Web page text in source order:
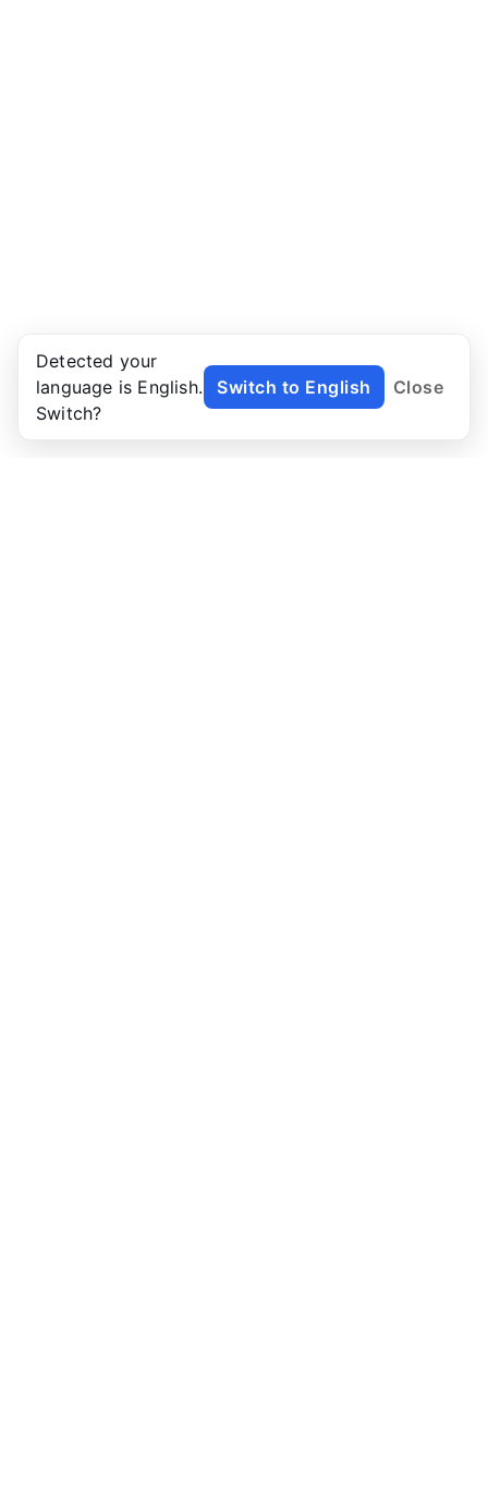
Detected your
language is English.
Switch?
Switch to English Close